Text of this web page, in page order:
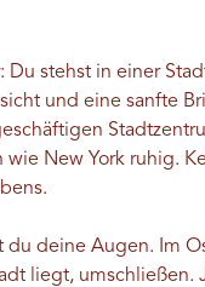
Du stehst in einer
und eine sanfte
wie New York ruhig.
du deine Augen. Im
liegt, umschließen.